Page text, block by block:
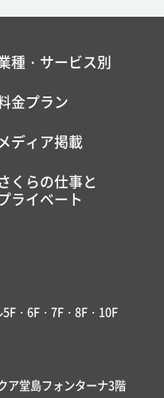
種・サービス別
金プラン
ディア掲載
くらの仕事と
ライベート
・6F・7F・8F・10F
堂島フォンターナ3階